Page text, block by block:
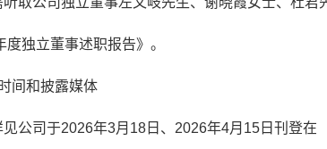
独立董事述职报告》。
间和披露媒体
见公司于2026年3月18日、2026年4月15日刊登在